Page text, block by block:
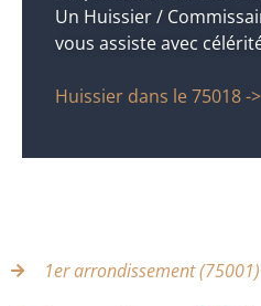
Un Huissier /
vous assiste avec
Huissier dans le 75018 ->
1er arrondissement (75001)